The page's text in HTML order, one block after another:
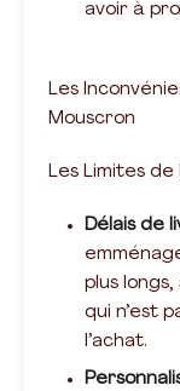
avoir à
Les
Mouscron
Les Limites de
Délais de
plus longs,
qui n’est
l’achat.